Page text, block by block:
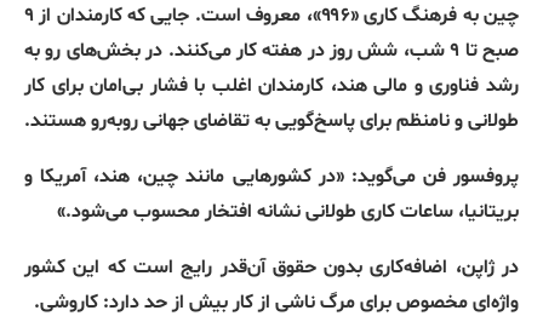
چین به فرهنگ کاری«۹۹۶»، معروف است.
جایی که کارمندان از ۹
صبح تا ۹ شب، شش روز در هفته کار می‌کنند
. در بخش‌های رو به
رشد فناوری و مالی هند، کارمندان اغلب با فشار بی‌امان برای کار
طولانی و نامنظم برای پاسخ‌گویی به تقاضای جهانی روبه‌رو هستند.
پروفسور فن می‌گوید: «در کشورهایی مانند چین، هند، آمریکا و
بریتانیا، ساعات کاری طولانی نشانه افتخار محسوب می‌شود.»
در ژاپن، اضافه‌کاری بدون حقوق آن‌قدر رایج است که این کشور
واژه‌ای مخصوص برای مرگ ناشی از کار بیش از حد دارد: کاروشی.